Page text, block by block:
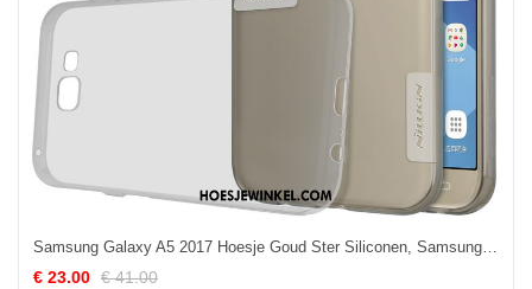
Samsung Galaxy A5 2017 Hoesje Goud Ster Siliconen, Samsung Galaxy A5 2017 Hoesje All Inclusive Grijs
€ 23.00 € 41.00